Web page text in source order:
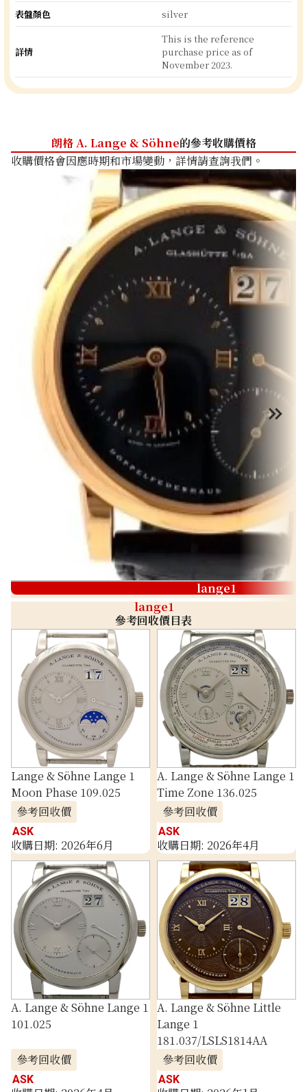
表盤顏色
silver
詳情
This is the reference
purchase price as of
November 2023.
朗格 A. Lange & Söhne的參考收購價格
收購價格會因應時期和市場變動，詳情請查詢我們。
lange1
lange1
參考回收價目表
Lange & Söhne Lange 1
Moon Phase 109.025
參考回收價
ASK
收購日期: 2026年6月
A. Lange & Söhne Lange 1
Time Zone 136.025
參考回收價
ASK
收購日期: 2026年4月
A. Lange & Söhne Lange 1
101.025
參考回收價
ASK
A. Lange & Söhne Little
Lange 1
181.037/LSLS1814AA
參考回收價
ASK